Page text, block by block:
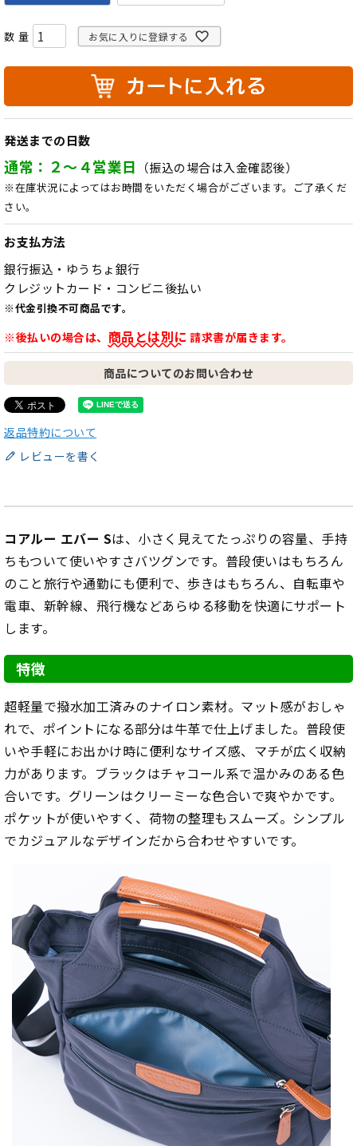
お気に入りに登録する
発送までの日数
通常：２～４営業日 （振込の場合は入金確認後）
※在庫状況によってはお時間をいただく場合がございます。ご了承くだ
さい。
お支払方法
銀行振込・ゆうちょ銀行
クレジットカード・コンビニ後払い
※代金引換不可商品です。
※後払いの場合は、 商品とは別に 請求書が届きます。
商品についてのお問い合わせ
返品特約について
レビューを書く
コアルー エバー Sは、小さく見えてたっぷりの容量、手持
ちもついて使いやすさバツグンです。普段使いはもちろん
のこと旅行や通勤にも便利で、歩きはもちろん、自転車や
電車、新幹線、飛行機などあらゆる移動を快適にサポート
します。
特徴
超軽量で撥水加工済みのナイロン素材。マット感がおしゃ
れで、ポイントになる部分は牛革で仕上げました。普段使
いや手軽にお出かけ時に便利なサイズ感、マチが広く収納
力があります。ブラックはチャコール系で温かみのある色
合いです。グリーンはクリーミーな色合いで爽やかです。
ポケットが使いやすく、荷物の整理もスムーズ。シンプル
でカジュアルなデザインだから合わせやすいです。